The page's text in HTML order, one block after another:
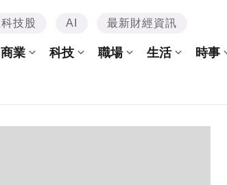
技股 AI 最新財經資訊
商業 科技 職場 生活 時事